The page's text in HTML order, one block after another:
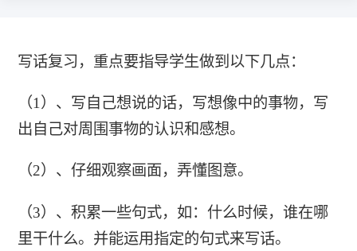
写话复习，重点要指导学生做到以下几点：
（1）、写自己想说的话，写想像中的事物，写
出自己对周围事物的认识和感想。
（2）、仔细观察画面，弄懂图意。
（3）、积累一些句式，如：什么时候，谁在哪
里干什么。并能运用指定的句式来写话。